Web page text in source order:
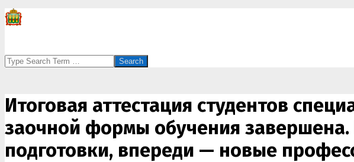
Search
Итоговая аттестация студентов
заочной формы обучения
подготовки, впереди — новые